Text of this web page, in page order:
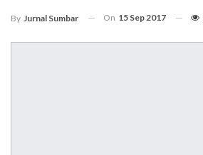
By Jurnal Sumbar On 15 Sep 2017